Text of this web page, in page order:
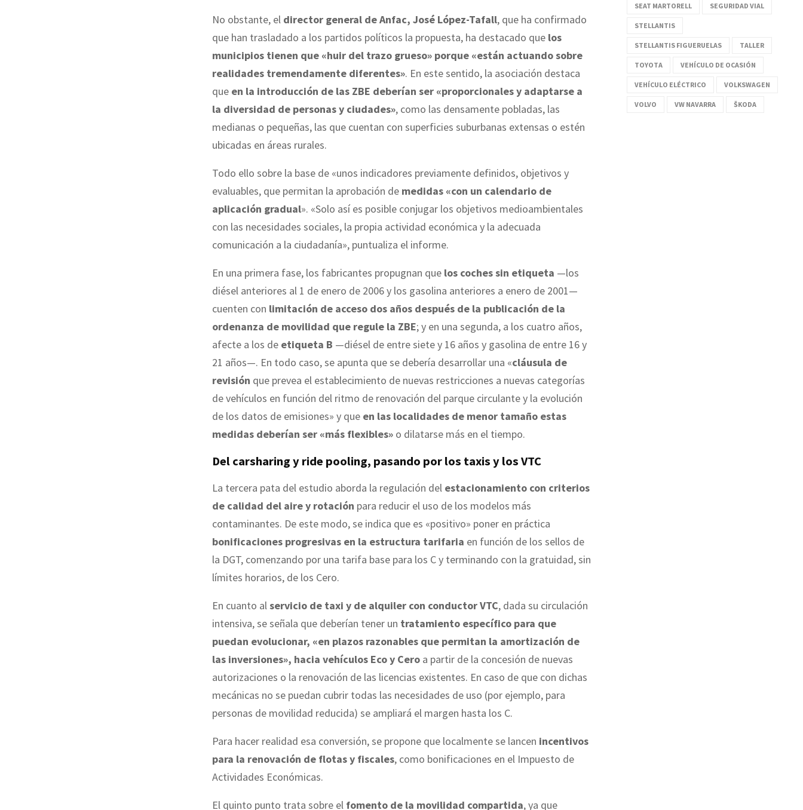
No obstante, el director general de Anfac, José López-Tafall, que ha confirmado
que han trasladado a los partidos políticos la propuesta, ha destacado que los
municipios tienen que «huir del trazo grueso» porque «están actuando sobre
realidades tremendamente diferentes». En este sentido, la asociación destaca
que en la introducción de las ZBE deberían ser «proporcionales y adaptarse a
la diversidad de personas y ciudades», como las densamente pobladas, las
medianas o pequeñas, las que cuentan con superficies suburbanas extensas o estén
ubicadas en áreas rurales.
Todo ello sobre la base de «unos indicadores previamente definidos, objetivos y
evaluables, que permitan la aprobación de medidas «con un calendario de
aplicación gradual». «Solo así es posible conjugar los objetivos medioambientales
con las necesidades sociales, la propia actividad económica y la adecuada
comunicación a la ciudadanía», puntualiza el informe.
En una primera fase, los fabricantes propugnan que los coches sin etiqueta —los
diésel anteriores al 1 de enero de 2006 y los gasolina anteriores a enero de 2001—
cuenten con limitación de acceso dos años después de la publicación de la
ordenanza de movilidad que regule la ZBE; y en una segunda, a los cuatro años,
afecte a los de etiqueta B —diésel de entre siete y 16 años y gasolina de entre 16 y
21 años—. En todo caso, se apunta que se debería desarrollar una «cláusula de
revisión que prevea el establecimiento de nuevas restricciones a nuevas categorías
de vehículos en función del ritmo de renovación del parque circulante y la evolución
de los datos de emisiones» y que en las localidades de menor tamaño estas
medidas deberían ser «más flexibles» o dilatarse más en el tiempo.
Del carsharing y ride pooling, pasando por los taxis y los VTC
La tercera pata del estudio aborda la regulación del estacionamiento con criterios
de calidad del aire y rotación para reducir el uso de los modelos más
contaminantes. De este modo, se indica que es «positivo» poner en práctica
bonificaciones progresivas en la estructura tarifaria en función de los sellos de
la DGT, comenzando por una tarifa base para los C y terminando con la gratuidad, sin
límites horarios, de los Cero.
En cuanto alservicio de taxi y de alquiler con conductor VTC, dada su circulación
intensiva, se señala que deberían tener un tratamiento específico para que
puedan evolucionar, «en plazos razonables que permitan la amortización de
las inversiones», hacia vehículos Eco y Cero a partir de la concesión de nuevas
autorizaciones o la renovación de las licencias existentes. En caso de que con dichas
mecánicas no se puedan cubrir todas las necesidades de uso (por ejemplo, para
personas de movilidad reducida) se ampliará el margen hasta los C.
Para hacer realidad esa conversión, se propone que localmente se lancen incentivos
para la renovación de flotas y fiscales, como bonificaciones en el Impuesto de
Actividades Económicas.
El quinto punto trata sobre el fomento de la movilidad compartida, ya que
SEAT MARTORELL SEGURIDAD VIAL
STELLANTIS
STELLANTIS FIGUERUELAS TALLER
TOYOTA VEHÍCULO DE OCASIÓN
VEHÍCULO ELÉCTRICO VOLKSWAGEN
VOLVO VW NAVARRA ŠKODA